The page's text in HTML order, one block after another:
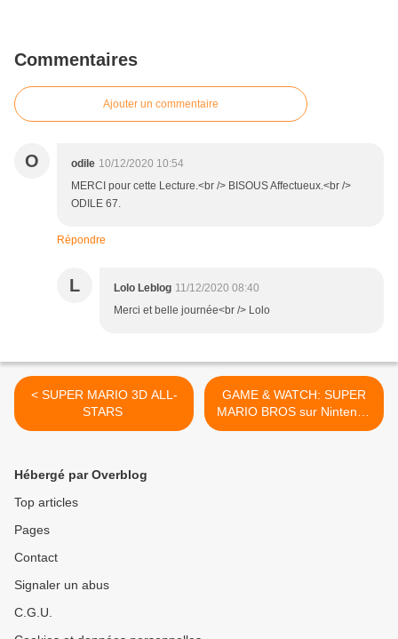
Commentaires
Ajouter un commentaire
O odile 10/12/2020 10:54
MERCI pour cette Lecture.<br /> BISOUS Affectueux.<br />
ODILE 67.
Répondre
L Lolo Leblog 11/12/2020 08:40
Merci et belle journée<br /> Lolo
< SUPER MARIO 3D ALL-
STARS
GAME & WATCH: SUPER
MARIO BROS sur Nintendo
>
Hébergé par Overblog
Top articles
Pages
Contact
Signaler un abus
C.G.U.